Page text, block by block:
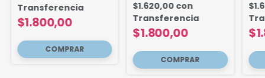
$1.800,00
Transferencia
$1.800,00
$1.620,00 con
Transferencia